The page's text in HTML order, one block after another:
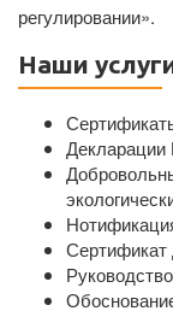
регулировании».
Наши
Сертификат